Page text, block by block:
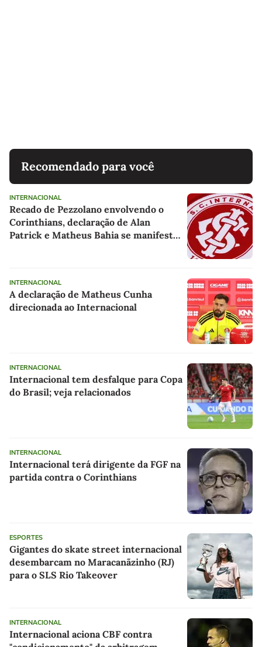
Recomendado para você
INTERNACIONAL
Recado de Pezzolano envolvendo o
Corinthians, declaração de Alan
Patrick e Matheus Bahia se manifesta
INTERNACIONAL
A declaração de Matheus Cunha
direcionada ao Internacional
INTERNACIONAL
Internacional tem desfalque para Copa
do Brasil; veja relacionados
INTERNACIONAL
Internacional terá dirigente da FGF na
partida contra o Corinthians
ESPORTES
Gigantes do skate street internacional
desembarcam no Maracanãzinho (RJ)
para o SLS Rio Takeover
INTERNACIONAL
Internacional aciona CBF contra